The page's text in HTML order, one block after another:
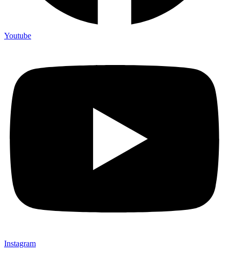
Youtube
Instagram